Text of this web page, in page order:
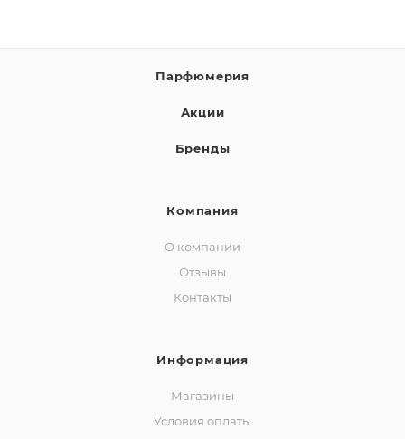
Парфюмерия
Акции
Бренды
Компания
О компании
Отзывы
Контакты
Информация
Магазины
Условия оплаты